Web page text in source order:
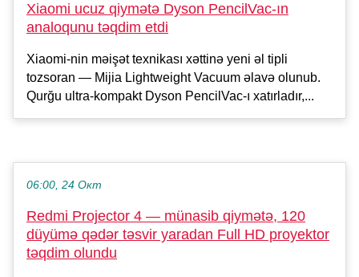
Xiaomi ucuz qiymətə Dyson PencilVac-ın
analoqunu təqdim etdi
Xiaomi-nin məişət texnikası xəttinə yeni əl tipli
tozsoran — Mijia Lightweight Vacuum əlavə olunub.
Qurğu ultra-kompakt Dyson PencilVac-ı xatırladır,...
06:00, 24 Окт
Redmi Projector 4 — münasib qiymətə, 120
düyümə qədər təsvir yaradan Full HD proyektor
təqdim olundu